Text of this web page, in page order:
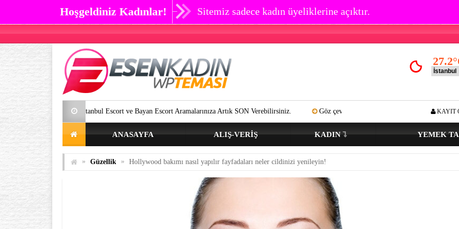
Hoşgeldiniz Kadınlar! Sitemiz sadece kadın üyeliklerine açıktır.
27.2
İstanbul Escort ve Bayan Escort Aramalarınıza Artık SON Verebilirsiniz. Göz çevresi kırışıklık oluşumu kaç yaşında başlar? Açık tenli
KAYIT
ANASAYFA ALIŞ-VERIŞ KADIN YEMEK
» Güzellik » Hollywood bakımı nasıl yapılır fayfadaları neler cildinizi yenileyin!